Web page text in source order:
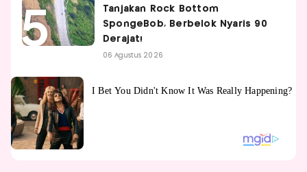
Tanjakan Rock Bottom
SpongeBob, Berbelok Nyaris 90
Derajat!
06 Agustus 2026